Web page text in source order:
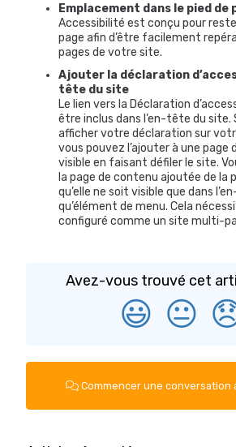
Emplacement dans le pied de
Accessibilité est conçu pour
page afin d’être facilement
pages de votre site.
Ajouter la déclaration
tête du site
Le lien vers la Déclaration
être inclus dans l’en-tête du site.
afficher votre déclaration sur
vous pouvez l’ajouter à une page
visible en faisant défiler le site.
la page de contenu ajoutée de la
qu’elle ne soit visible que dans
qu’élément de menu. Cela
configuré comme un site multi-
Avez-vous trouvé cet
😃 😐
Commencer une conversation